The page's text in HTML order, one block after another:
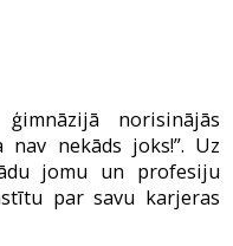
norisinājās
nav nekāds joks!”. Uz
jomu un profesiju
par savu karjeras